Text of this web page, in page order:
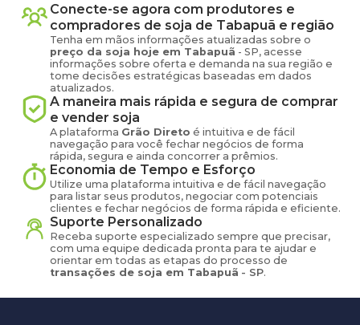
Conecte-se agora com produtores e
compradores de soja de Tabapuã e região
Tenha em mãos informações atualizadas sobre o
preço da soja hoje em Tabapuã - SP, acesse
informações sobre oferta e demanda na sua região e
tome decisões estratégicas baseadas em dados
atualizados.
A maneira mais rápida e segura de comprar
e vender soja
A plataforma Grão Direto é intuitiva e de fácil
navegação para você fechar negócios de forma
rápida, segura e ainda concorrer a prêmios.
Economia de Tempo e Esforço
Utilize uma plataforma intuitiva e de fácil navegação
para listar seus produtos, negociar com potenciais
clientes e fechar negócios de forma rápida e eficiente.
Suporte Personalizado
Receba suporte especializado sempre que precisar,
com uma equipe dedicada pronta para te ajudar e
orientar em todas as etapas do processo de
transações de soja em Tabapuã - SP.